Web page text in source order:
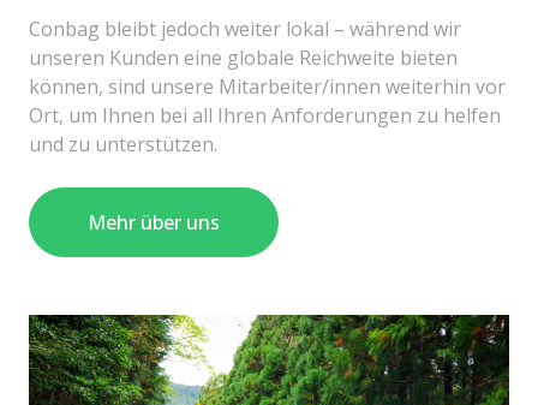
Conbag bleibt jedoch weiter lokal – während wir
unseren Kunden eine globale Reichweite bieten
können, sind unsere Mitarbeiter/innen weiterhin vor
Ort, um Ihnen bei all Ihren Anforderungen zu helfen
und zu unterstützen.
Mehr über uns